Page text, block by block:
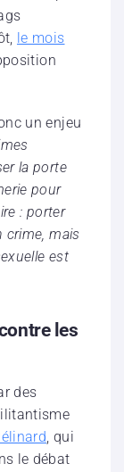
le mois
un enjeu
la porte
pour
: porter
crime, mais
est
les
des
, qui
le débat